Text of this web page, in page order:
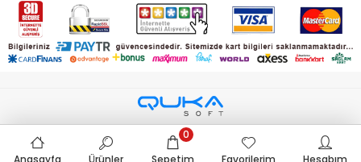
Anasayfa Ürünler Sepetim
0
Favorilerim
Hesabım